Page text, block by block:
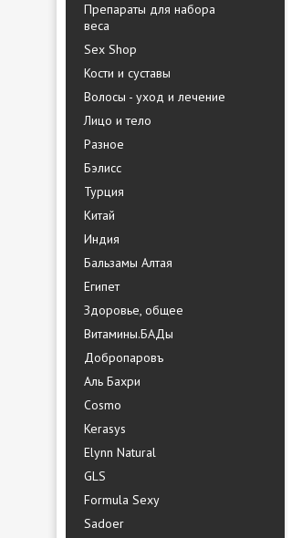
Препараты для набора
веса
Sex Shop
Кости и суставы
Волосы - уход и лечение
Лицо и тело
Разное
Бэлисс
Турция
Китай
Индия
Бальзамы Алтая
Египет
Здоровье, общее
Витамины.БАДы
Добропаровъ
Аль Бахри
Cosmo
Kerasys
Elynn Natural
GLS
Formula Sexy
Sadoer